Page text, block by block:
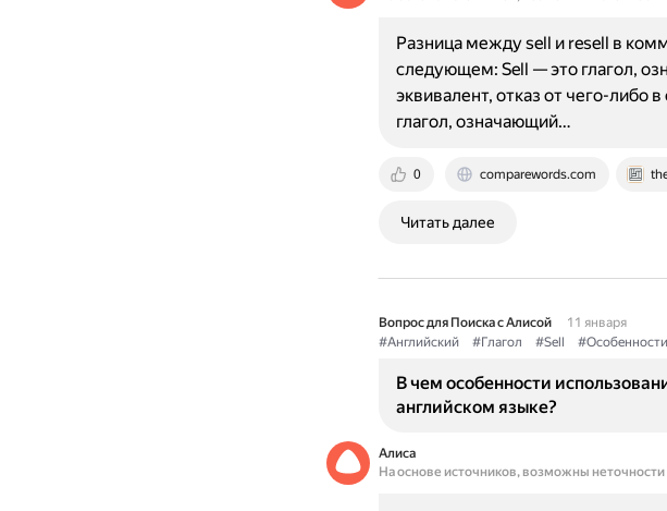
0 comparewords.com
Разница между sell и resell в
следующем: Sell — это глагол,
эквивалент, отказ от чего-либо
глагол, означающий…
Читать далее
Вопрос для Поиска с Алисой
11 января
#Английский
#Глагол #Sell #Особенности
В чем особенности
английском языке?
Алиса
На основе источников, возможны неточности